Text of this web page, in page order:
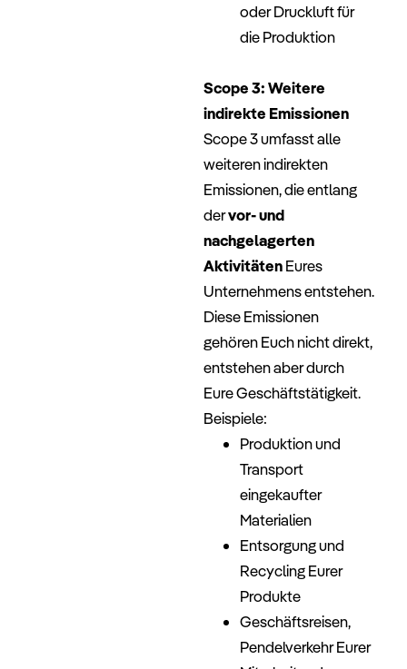
oder Druckluft für
die Produktion
Scope 3: Weitere
indirekte Emissionen
Scope 3 umfasst alle
weiteren indirekten
Emissionen, die entlang
dervor- und
nachgelagerten
AktivitätenEures
Unternehmens entstehen.
Diese Emissionen
gehören Euch nicht direkt,
entstehen aber durch
Eure Geschäftstätigkeit.
Beispiele:
Produktion und
Transport
eingekaufter
Materialien
Entsorgung und
Recycling Eurer
Produkte
Geschäftsreisen,
Pendelverkehr Eurer